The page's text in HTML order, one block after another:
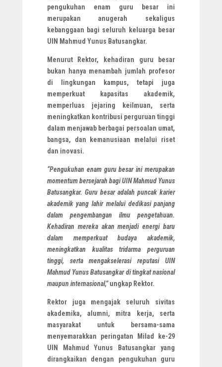
pengukuhan enam guru besar ini
merupakan anugerah sekaligus
kebanggaan bagi seluruh keluarga besar
UIN Mahmud Yunus Batusangkar.
Menurut Rektor, kehadiran guru besar
bukan hanya menambah jumlah profesor
di lingkungan kampus, tetapi juga
memperkuat kapasitas akademik,
memperluas jejaring keilmuan, serta
meningkatkan kontribusi perguruan tinggi
dalam menjawab berbagai persoalan umat,
bangsa, dan kemanusiaan melalui riset
dan inovasi.
“Pengukuhan enam guru besar ini merupakan
momentum bersejarah bagi UIN Mahmud Yunus
Batusangkar. Guru besar adalah puncak karier
akademik yang lahir melalui dedikasi panjang
dalam pengembangan ilmu pengetahuan.
Kehadiran mereka akan menjadi energi baru
dalam memperkuat budaya akademik,
meningkatkan kualitas tridarma perguruan
tinggi, serta mengakselerasi reputasi UIN
Mahmud Yunus Batusangkar di tingkat nasional
maupun internasional,”ungkap Rektor.
Rektor juga mengajak seluruh sivitas
akademika, alumni, mitra kerja, serta
masyarakat untuk bersama-sama
menyemarakkan peringatan Milad ke-29
UIN Mahmud Yunus Batusangkar yang
dirangkaikan dengan pengukuhan guru